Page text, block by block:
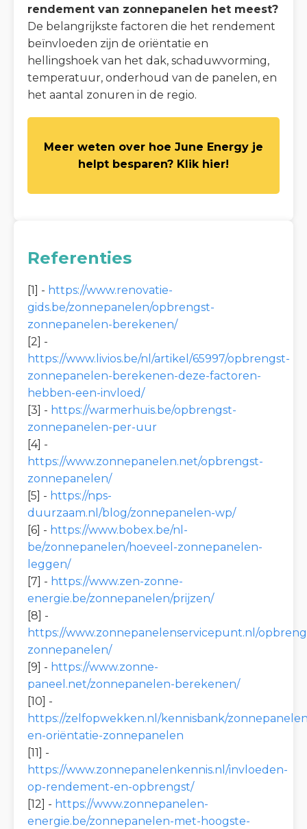
rendement van zonnepanelen het meest?
De belangrijkste factoren die het rendement
beïnvloeden zijn de oriëntatie en
hellingshoek van het dak, schaduwvorming,
temperatuur, onderhoud van de panelen, en
het aantal zonuren in de regio.
Meer weten over hoe June Energy je
helpt besparen? Klik hier!
Referenties
[1] - https://www.renovatie-
gids.be/zonnepanelen/opbrengst-
zonnepanelen-berekenen/
[2] -
https://www.livios.be/nl/artikel/65997/opbrengst-
zonnepanelen-berekenen-deze-factoren-
hebben-een-invloed/
[3] - https://warmerhuis.be/opbrengst-
zonnepanelen-per-uur
[4] -
https://www.zonnepanelen.net/opbrengst-
zonnepanelen/
[5] - https://nps-
duurzaam.nl/blog/zonnepanelen-wp/
[6] - https://www.bobex.be/nl-
be/zonnepanelen/hoeveel-zonnepanelen-
leggen/
[7] - https://www.zen-zonne-
energie.be/zonnepanelen/prijzen/
[8] -
https://www.zonnepanelenservicepunt.nl/
zonnepanelen/
[9] - https://www.zonne-
paneel.net/zonnepanelen-berekenen/
[10] -
https://zelfopwekken.nl/kennisbank/
en-oriëntatie-zonnepanelen
[11] -
https://www.zonnepanelenkennis.nl/invloeden-
op-rendement-en-opbrengst/
[12] - https://www.zonnepanelen-
energie.be/zonnepanelen-met-hoogste-